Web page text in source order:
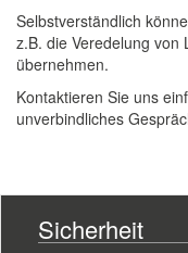
Selbstverständlich
z.B. die Veredelung von
übernehmen.
Kontaktieren Sie uns
unverbindliches
Sicherheit